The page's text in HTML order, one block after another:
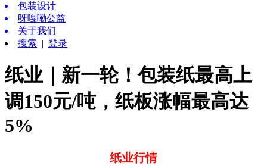
包装设计
呀嘎嘞公益
关于我们
搜索 | 登录
纸业｜新一轮！包装纸最高上
调150元/吨，纸板涨幅最高达
5%
纸业行情